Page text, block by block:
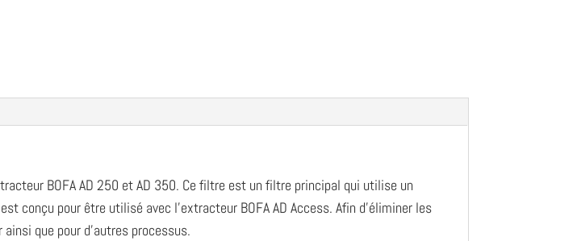
BOFA AD 250 et AD 350. Ce filtre est un filtre principal qui utilise un
conçu pour être utilisé avec l’extracteur BOFA AD Access. Afin d’éliminer les
que pour d’autres processus.